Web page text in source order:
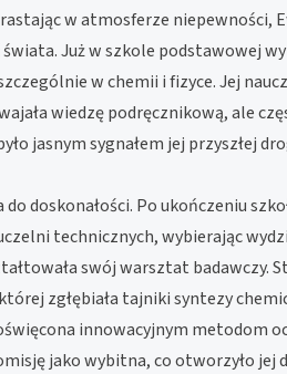
w atmosferze niepewności,
Już w szkole podstawowej
w chemii i fizyce. Jej
wiedzę podręcznikową, ale
jasnym sygnałem jej przyszłej
doskonałości. Po ukończeniu
technicznych, wybierając
swój warsztat badawczy.
zgłębiała tajniki syntezy
innowacyjnym metodom
jako wybitna, co otworzyło jej